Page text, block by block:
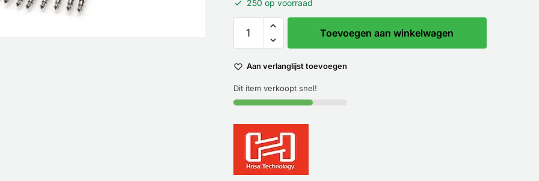
250 op voorraad
Toevoegen aan winkelwagen
Aan verlanglijst toevoegen
Dit item verkoopt snel!